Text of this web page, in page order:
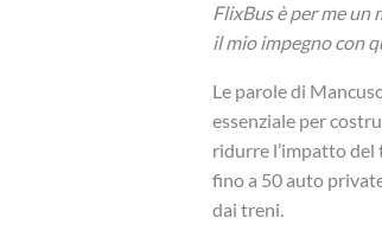
FlixBus è per me un
il mio impegno con
Le parole di
essenziale per
ridurre l’impatto
fino a 50 auto
dai treni.